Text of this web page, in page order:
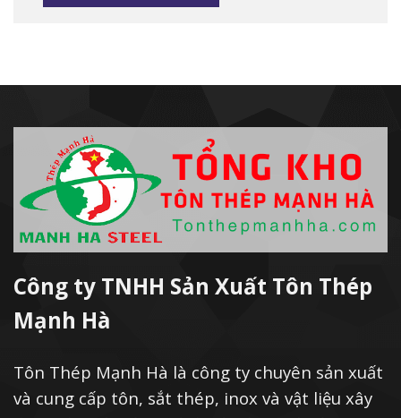
Công ty TNHH Sản Xuất Tôn Thép
Mạnh Hà
Tôn Thép Mạnh Hà là công ty chuyên sản xuất
và cung cấp tôn, sắt thép, inox và vật liệu xây